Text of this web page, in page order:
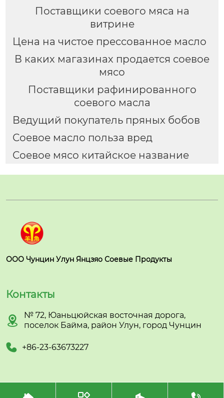
Поставщики соевого мяса на
витрине
Цена на чистое прессованное масло
В каких магазинах продается соевое
мясо
Поставщики рафинированного
соевого масла
Ведущий покупатель пряных бобов
Соевое масло польза вред
Соевое мясо китайское название
ООО Чунцин Улун Янцзяо Соевые Продукты
Контакты

№ 72, Юаньцюйская восточная дорога,
поселок Байма, район Улун, город Чунцин
 +86-23-63673227